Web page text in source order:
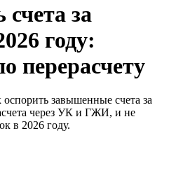
за
году:
перерасчету
завышенные счета за
через УК и ГЖИ, и не
в 2026 году.